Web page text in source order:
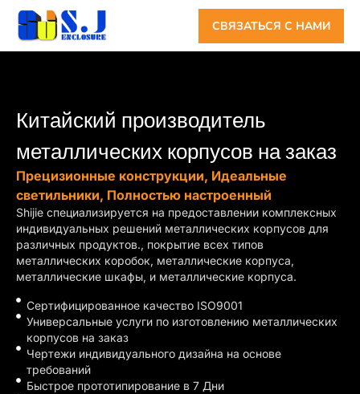
СВЯЗАТЬСЯ С НАМИ
Китайский производитель
металлических корпусов на заказ
Прецизионные конструкции, Идеальные
светильники, Полностью настроенный
Shijie специализируется на предоставлении комплексных
индивидуальных решений металлических корпусов для
различных продуктов., покрытие всех типов
металлических коробок, металлические корпуса,
металлические шкафы, и металлические корпуса.
Сертифицированное качество ISO9001
Универсальные услуги по изготовлению металлических
корпусов на заказ
Чертежи индивидуального дизайна на основе
требований
Быстрое прототипирование в 7 Дни